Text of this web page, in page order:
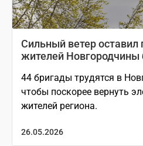
Сильный ветер оставил
жителей Новгородчины
44 бригады трудятся в
чтобы поскорее вернуть
жителей региона.
26.05.2026